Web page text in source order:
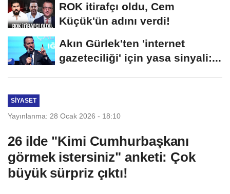
ROK itirafçı oldu, Cem
Küçük'ün adını verdi!
Akın Gürlek'ten 'internet
gazeteciliği' için yasa sinyali:...
SIYASET
Yayınlanma: 28 Ocak 2026 - 18:10
26 ilde "Kimi Cumhurbaşkanı
görmek istersiniz" anketi: Çok
büyük sürpriz çıktı!